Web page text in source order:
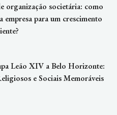
organização societária: como
empresa para um crescimento
Leão XIV a Belo Horizonte:
e Sociais Memoráveis